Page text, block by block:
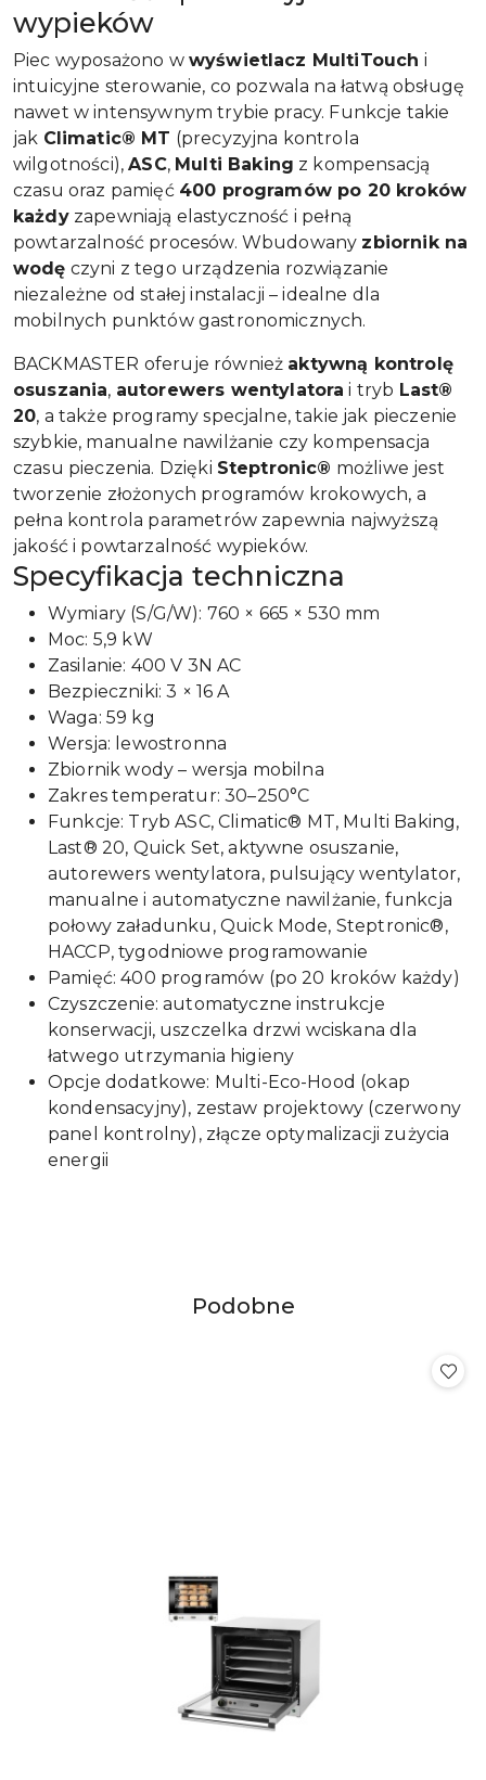
wypieków
Piec wyposażono w wyświetlacz MultiTouch i
intuicyjne sterowanie, co pozwala na łatwą obsługę
nawet w intensywnym trybie pracy. Funkcje takie
jak Climatic® MT (precyzyjna kontrola
wilgotności),ASC, Multi Baking z kompensacją
czasu oraz pamięć 400 programów po 20 kroków
każdyzapewniają elastyczność i pełną
powtarzalność procesów. Wbudowany zbiornik na
wodę czyni z tego urządzenia rozwiązanie
niezależne od stałej instalacji – idealne dla
mobilnych punktów gastronomicznych.
BACKMASTER oferuje również aktywną kontrolę
osuszania, autorewers wentylatora i tryb Last®
20, a także programy specjalne, takie jak pieczenie
szybkie, manualne nawilżanie czy kompensacja
czasu pieczenia. Dzięki Steptronic® możliwe jest
tworzenie złożonych programów krokowych, a
pełna kontrola parametrów zapewnia najwyższą
jakość i powtarzalność wypieków.
Specyfikacja techniczna
Wymiary (S/G/W): 760 × 665 × 530 mm
Moc: 5,9 kW
Zasilanie: 400 V 3N AC
Bezpieczniki: 3 × 16 A
Waga: 59 kg
Wersja: lewostronna
Zbiornik wody – wersja mobilna
Zakres temperatur: 30–250°C
Funkcje: Tryb ASC, Climatic® MT, Multi Baking,
Last® 20, Quick Set, aktywne osuszanie,
autorewers wentylatora, pulsujący wentylator,
manualne i automatyczne nawilżanie, funkcja
połowy załadunku, Quick Mode, Steptronic®,
HACCP, tygodniowe programowanie
Pamięć: 400 programów (po 20 kroków każdy)
Czyszczenie: automatyczne instrukcje
konserwacji, uszczelka drzwi wciskana dla
łatwego utrzymania higieny
Opcje dodatkowe: Multi-Eco-Hood (okap
kondensacyjny), zestaw projektowy (czerwony
panel kontrolny), złącze optymalizacji zużycia
energii
Pomiń karuzelę produktów
Produkty
Podobne